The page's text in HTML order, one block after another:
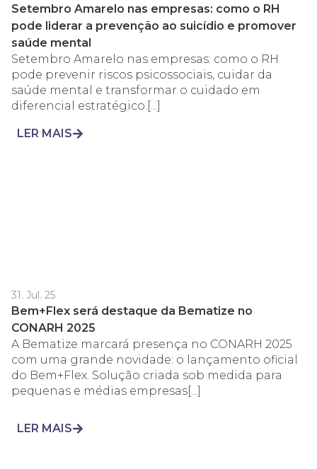
Setembro Amarelo nas empresas: como o RH
pode liderar a prevenção ao suicídio e promover
saúde mental
Setembro Amarelo nas empresas: como o RH
pode prevenir riscos psicossociais, cuidar da
saúde mental e transformar o cuidado em
diferencial estratégico.[...]
LER MAIS
31. Jul. 25
Bem+Flex será destaque da Bematize no
CONARH 2025
A Bematize marcará presença no CONARH 2025
com uma grande novidade: o lançamento oficial
do Bem+Flex. Solução criada sob medida para
pequenas e médias empresas[...]
LER MAIS